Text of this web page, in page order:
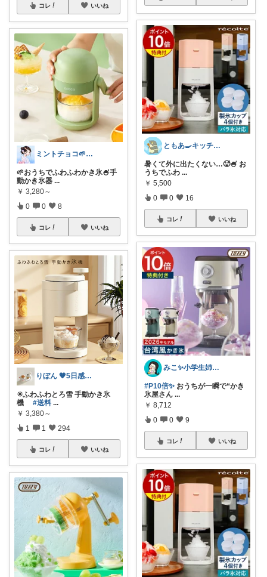
コレ いいね
ミントチョコ🌱いつもありがとう
🌱おうちでふわふわかき氷🍧手
動かき氷器 ...
￥ 3,280～
0 0 8
コレ いいね
りぼん 🧡5日感謝です🫶
✳️ふわふわとろ雪 手動かき氷
機 #送料 ...
￥ 3,380～
1 1 294
コレ いいね
ともあ🍳キッチンと暮らし
暑くて外に出たくない…🥵🍧 お
うちでふわ ...
￥ 5,500
0 0 16
コレ いいね
みこ✨小学生姉妹の母ちゃん
#P10倍✨ おうちが一瞬で“かき
氷屋さん ...
￥ 8,712
0 0 9
コレ いいね